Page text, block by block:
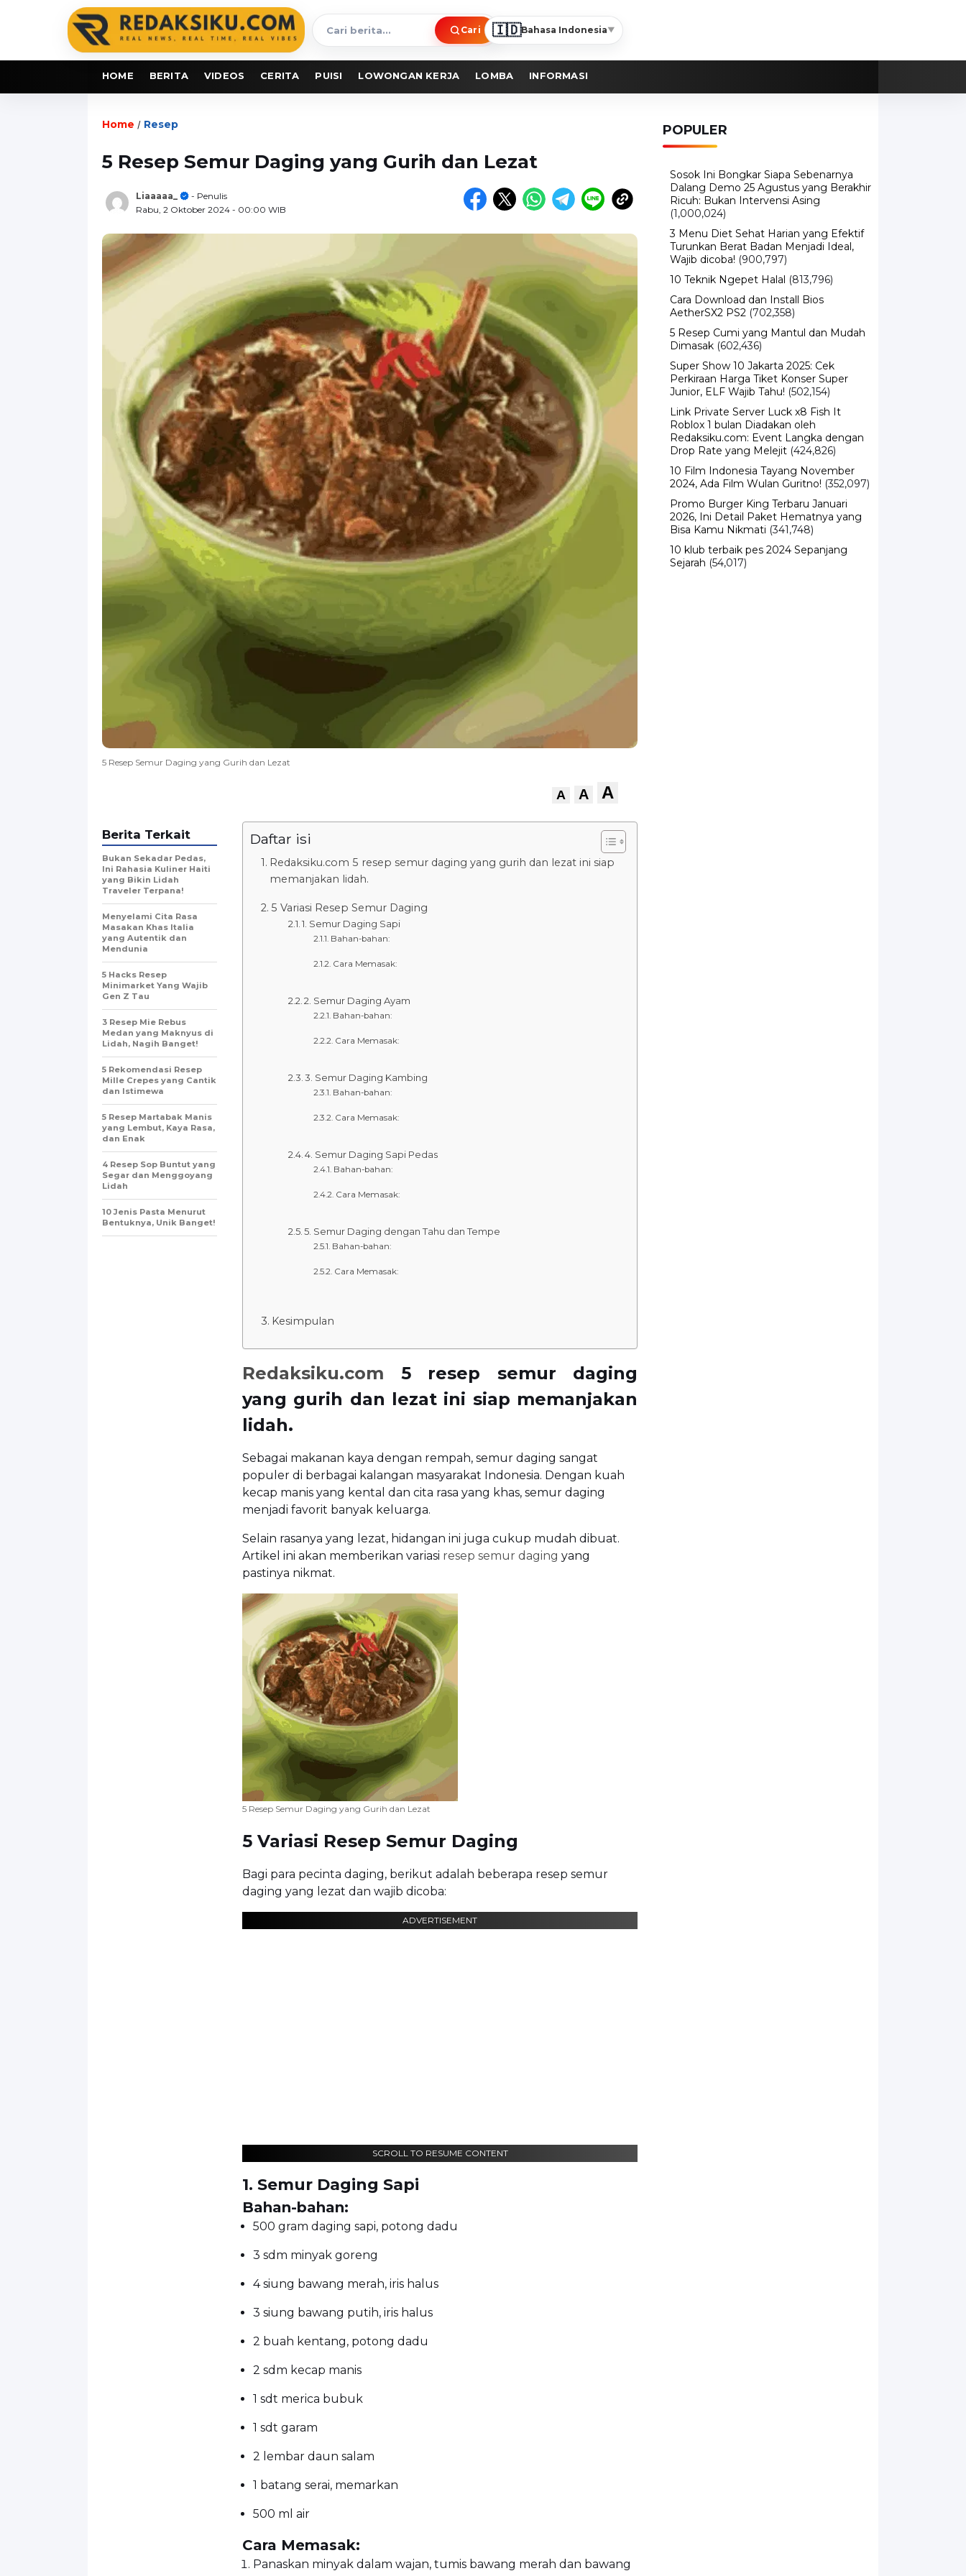
Cari
berita
Cari 🇮🇩Bahasa Indonesia▼
HOME BERITA VIDEOS CERITA PUISI LOWONGAN KERJA LOMBA INFORMASI
Home / Resep
5 Resep Semur Daging yang Gurih dan Lezat
Liaaaaa_
- Penulis
Rabu, 2 Oktober 2024 - 00:00 WIB
5 Resep Semur Daging yang Gurih dan Lezat
A A A
Daftar isi
Redaksiku.com 5 resep semur daging yang gurih dan lezat ini siap
memanjakan lidah.
5 Variasi Resep Semur Daging
1. Semur Daging Sapi
Bahan-bahan:
Cara Memasak:
2. Semur Daging Ayam
Bahan-bahan:
Cara Memasak:
3. Semur Daging Kambing
Bahan-bahan:
Cara Memasak:
4. Semur Daging Sapi Pedas
Bahan-bahan:
Cara Memasak:
5. Semur Daging dengan Tahu dan Tempe
Bahan-bahan:
Cara Memasak:
Kesimpulan
Redaksiku.com 5 resep semur daging
yang gurih dan lezat ini siap memanjakan
lidah.
Sebagai makanan kaya dengan rempah, semur daging sangat
populer di berbagai kalangan masyarakat Indonesia. Dengan kuah
kecap manis yang kental dan cita rasa yang khas, semur daging
menjadi favorit banyak keluarga.
Selain rasanya yang lezat, hidangan ini juga cukup mudah dibuat.
Artikel ini akan memberikan variasi resep semur daging yang
pastinya nikmat.
5 Resep Semur Daging yang Gurih dan Lezat
5 Variasi Resep Semur Daging
Bagi para pecinta daging, berikut adalah beberapa resep semur
daging yang lezat dan wajib dicoba:
ADVERTISEMENT
SCROLL TO RESUME CONTENT
1. Semur Daging Sapi
Bahan-bahan:
500 gram daging sapi, potong dadu
3 sdm minyak goreng
4 siung bawang merah, iris halus
3 siung bawang putih, iris halus
2 buah kentang, potong dadu
2 sdm kecap manis
1 sdt merica bubuk
1 sdt garam
2 lembar daun salam
1 batang serai, memarkan
500 ml air
Cara Memasak:
Panaskan minyak dalam wajan, tumis bawang merah dan bawang
Berita Terkait
Bukan Sekadar Pedas,
Ini Rahasia Kuliner Haiti
yang Bikin Lidah
Traveler Terpana!
Menyelami Cita Rasa
Masakan Khas Italia
yang Autentik dan
Mendunia
5 Hacks Resep
Minimarket Yang Wajib
Gen Z Tau
3 Resep Mie Rebus
Medan yang Maknyus di
Lidah, Nagih Banget!
5 Rekomendasi Resep
Mille Crepes yang Cantik
dan Istimewa
5 Resep Martabak Manis
yang Lembut, Kaya Rasa,
dan Enak
4 Resep Sop Buntut yang
Segar dan Menggoyang
Lidah
10 Jenis Pasta Menurut
Bentuknya, Unik Banget!
Ricuh: Bukan Intervensi Asing
(1,000,024)
3 Menu Diet Sehat Harian yang Efektif
Wajib dicoba! (900,797)
10 Teknik Ngepet Halal
Cara Download dan Install Bios
5 Resep Cumi yang Mantul dan Mudah
Super Show 10 Jakarta 2025: Cek
Junior, ELF Wajib Tahu! (502,154)
Link Private Server Luck x8 Fish It
Redaksiku.com: Event Langka dengan
Drop Rate yang Melejit (424,826)
10 Film Indonesia Tayang November
Promo Burger King Terbaru Januari
Bisa Kamu Nikmati
(341,748)
10 klub terbaik pes 2024 Sepanjang